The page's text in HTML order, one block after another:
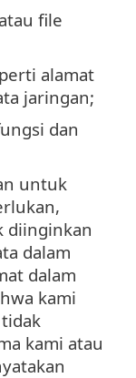
file
alamat
jaringan;
dan
untuk
diinginkan
dalam
dalam
kami
kami atau